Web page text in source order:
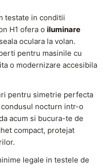
testate in conditii
H1 ofera o iluminare
oculara la volan.
pentru masinile cu
o modernizare accesibila
pentru simetrie perfecta
nocturn intr-o
acum si bucura-te de
compact, protejat
legale in testele de